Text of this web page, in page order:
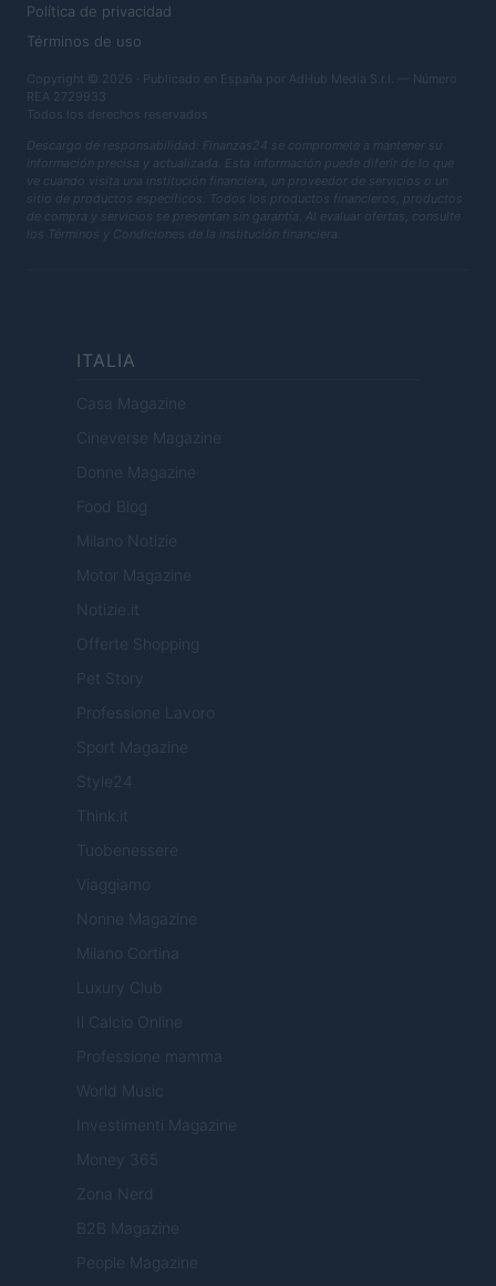
Política de privacidad
Términos de uso
Copyright © 2026 · Publicado en España por AdHub Media S.r.l. — Número
REA 2729933
Todos los derechos reservados
Descargo de responsabilidad: Finanzas24 se compromete a mantener su
información precisa y actualizada. Esta información puede diferir de lo que
ve cuando visita una institución financiera, un proveedor de servicios o un
sitio de productos específicos. Todos los productos financieros, productos
de compra y servicios se presentan sin garantía. Al evaluar ofertas, consulte
los Términos y Condiciones de la institución financiera.
ITALIA
Casa Magazine
Cineverse Magazine
Donne Magazine
Food Blog
Milano Notizie
Motor Magazine
Notizie.it
Offerte Shopping
Pet Story
Professione Lavoro
Sport Magazine
Style24
Think.it
Tuobenessere
Viaggiamo
Nonne Magazine
Milano Cortina
Luxury Club
Il Calcio Online
Professione mamma
World Music
Investimenti Magazine
Money 365
Zona Nerd
B2B Magazine
People Magazine